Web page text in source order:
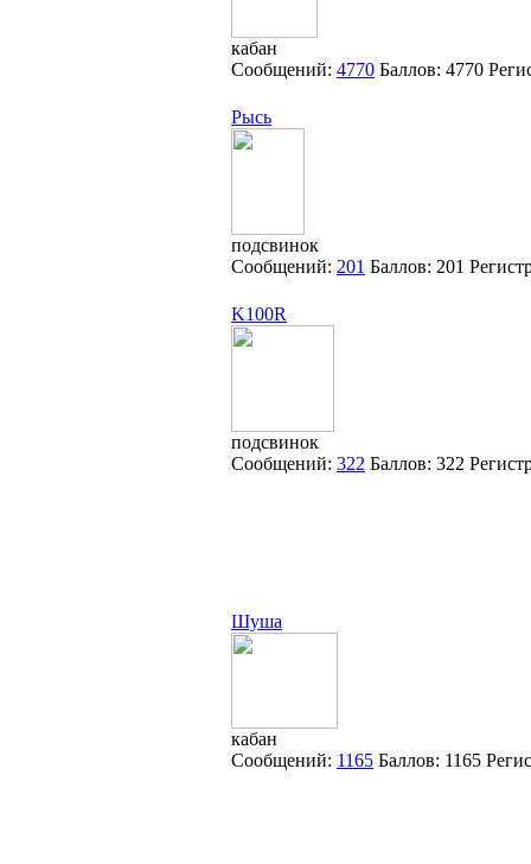
кабан
Сообщений: 4770 Баллов: 4770
Рысь
подсвинок
Сообщений: 201 Баллов: 201
K100R
подсвинок
Сообщений: 322 Баллов: 322
Шуша
кабан
Сообщений: 1165 Баллов: 1165